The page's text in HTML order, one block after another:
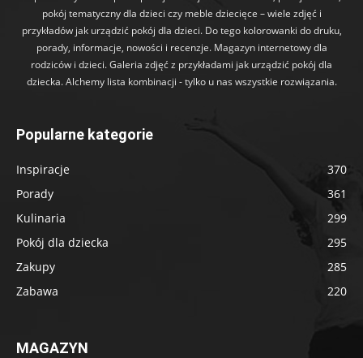
pokój tematyczny dla dzieci czy meble dziecięce – wiele zdjęć i
przykładów jak urządzić pokój dla dzieci. Do tego kolorowanki do druku,
porady, informacje, nowości i recenzje. Magazyn internetowy dla
rodziców i dzieci. Galeria zdjęć z przykładami jak urządzić pokój dla
dziecka. Alchemy lista kombinacji - tylko u nas wszystkie rozwiązania.
Popularne kategorie
Inspiracje
370
Porady
361
Kulinaria
299
Pokój dla dziecka
295
Zakupy
285
Zabawa
220
MAGAZYN